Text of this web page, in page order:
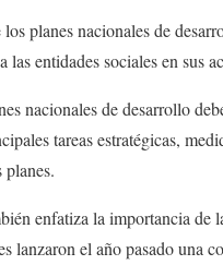
planes nacionales de
entidades sociales en sus
nacionales de desarrollo
tareas estratégicas,
enfatiza la importancia de
lanzaron el año pasado una